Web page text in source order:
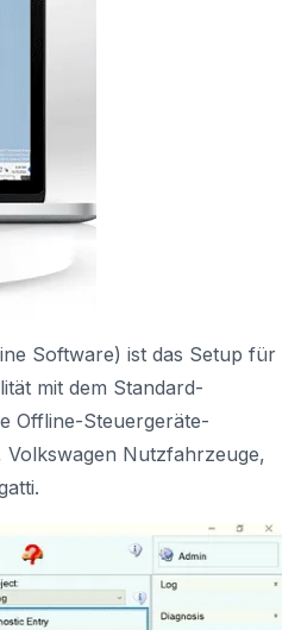
Software) ist das Setup für
mit dem Standard-
Offline-Steuergeräte-
Volkswagen Nutzfahrzeuge,